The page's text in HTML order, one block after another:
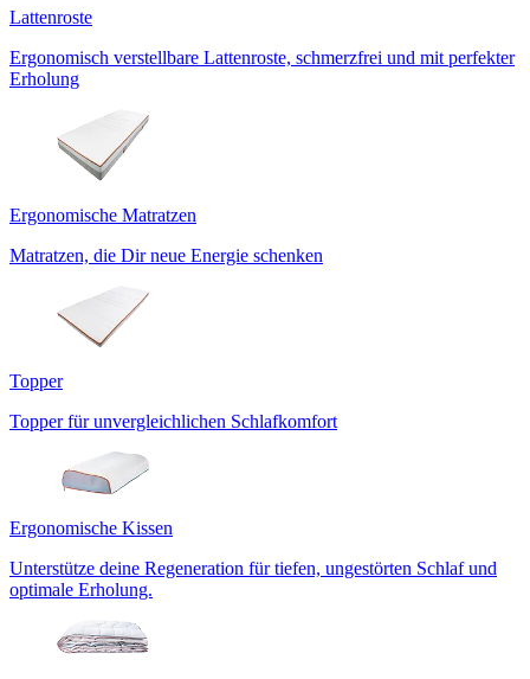
Lattenroste
Ergonomisch verstellbare Lattenroste, schmerzfrei und mit perfekter
Erholung
Ergonomische Matratzen
Matratzen, die Dir neue Energie schenken
Topper
Topper für unvergleichlichen Schlafkomfort
Ergonomische Kissen
Unterstütze deine Regeneration für tiefen, ungestörten Schlaf und
optimale Erholung.